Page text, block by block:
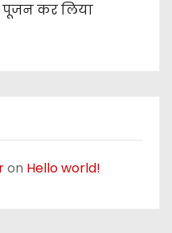
कर लिया
on Hello world!